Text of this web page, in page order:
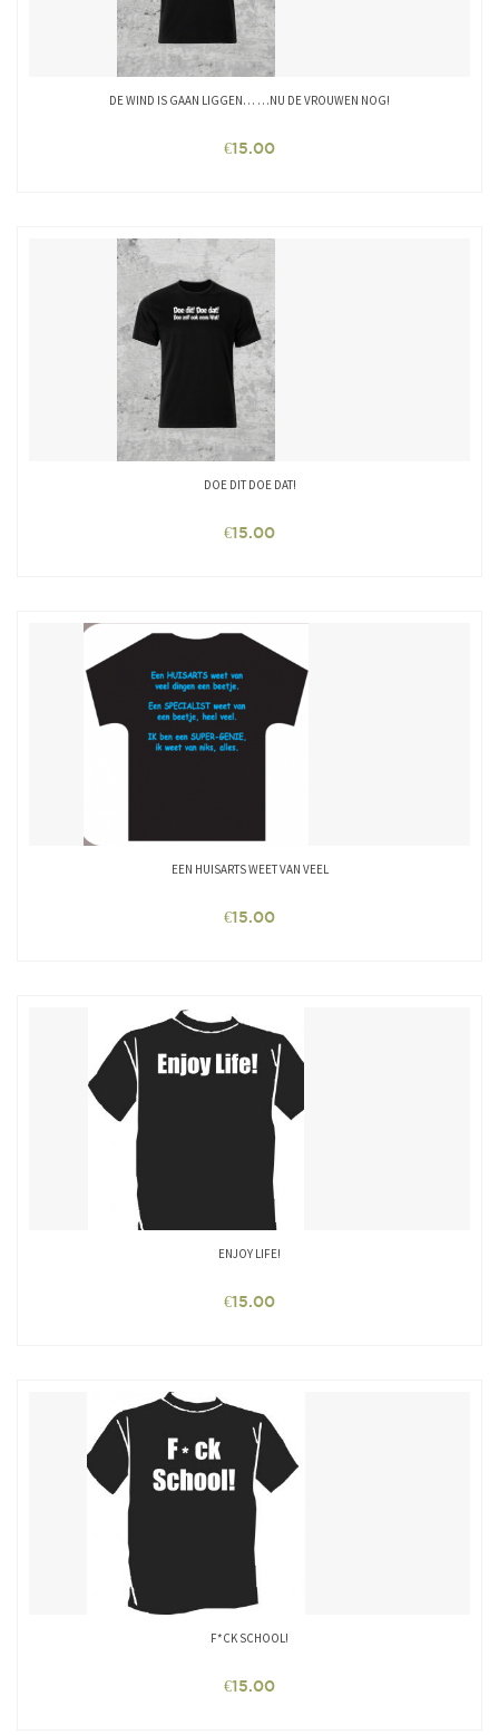
DE WIND IS GAAN LIGGEN… …NU DE VROUWEN NOG!
€15.00
DOE DIT DOE DAT!
€15.00
EEN HUISARTS WEET VAN VEEL
€15.00
ENJOY LIFE!
€15.00
F*CK SCHOOL!
€15.00